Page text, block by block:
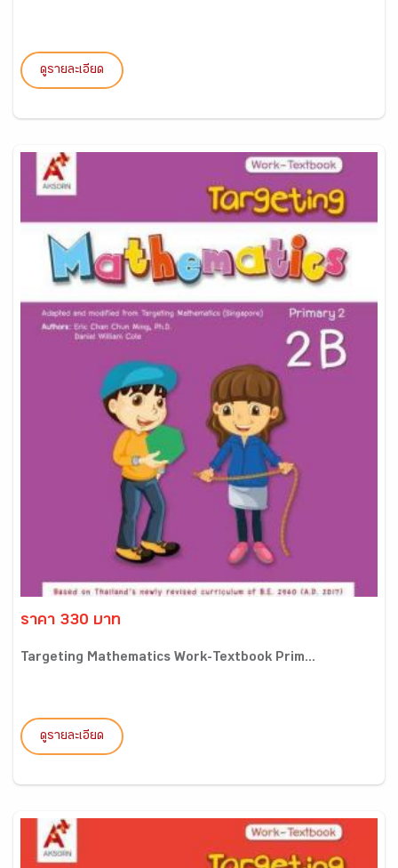
ดูรายละเอียด
ราคา 330 บาท
Targeting Mathematics Work-Textbook Prim...
ดูรายละเอียด